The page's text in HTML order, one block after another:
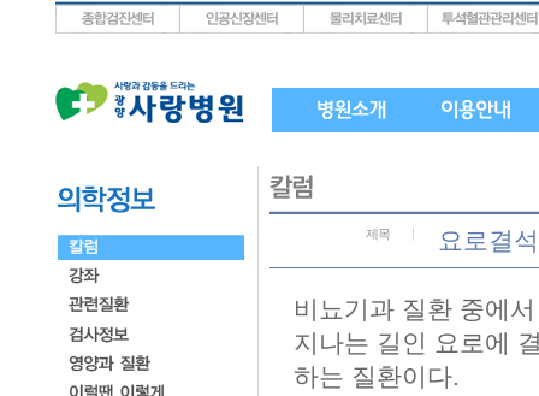
상단메뉴로 바로가기
왼쪽메뉴로 바로가기
본문으로 바로가기
제목 요로결
비뇨기과 질환 중에
지나는 길인 요로에
하는 질환이다.